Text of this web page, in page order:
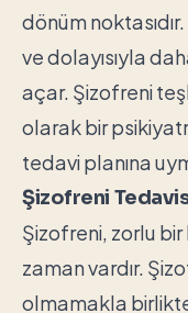
dönüm
ve dolayısıyla
açar. Şizofreni
olarak bir
tedavi planına
Şizofreni
Şizofreni, zorlu bir
zaman vardır.
olmamakla